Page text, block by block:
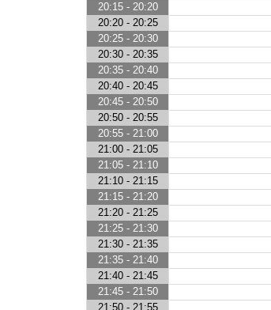
20:15 - 20:20
20:20 - 20:25
20:25 - 20:30
20:30 - 20:35
20:35 - 20:40
20:40 - 20:45
20:45 - 20:50
20:50 - 20:55
20:55 - 21:00
21:00 - 21:05
21:05 - 21:10
21:10 - 21:15
21:15 - 21:20
21:20 - 21:25
21:25 - 21:30
21:30 - 21:35
21:35 - 21:40
21:40 - 21:45
21:45 - 21:50
21:50 - 21:55